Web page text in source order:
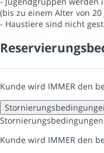
(bis zu einem Alter von 20
- Haustiere sind nicht
Kunde wird IMMER den
Stornierungsbedingungen
Kunde wird IMMER den